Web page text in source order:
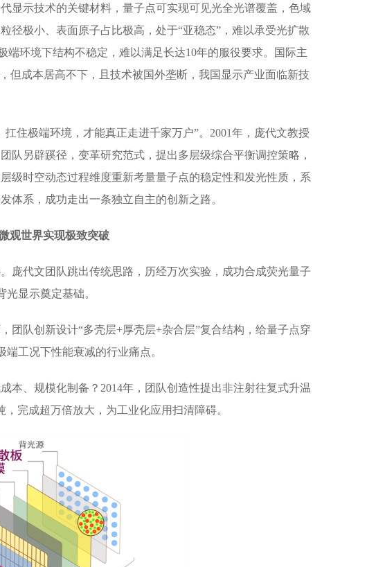
显示技术的关键材料，量子点可实现可见光全光谱覆盖，色域
径极小、表面原子占比极高，处于“亚稳态”，难以承受光扩散
环境下结构不稳定，难以满足长达10年的服役要求。国际主
但成本居高不下，且技术被国外垄断，我国显示产业面临新技
住极端环境，才能真正走进千家万户”。2001年，庞代文教授
队另辟蹊径，变革研究范式，提出多层级综合平衡调控策略，
级时空动态过程维度重新考量量子点的稳定性和发光性质，系
体系，成功走出一条独立自主的创新之路。
观世界实现极致突破
庞代文团队跳出传统思路，历经万次实验，成功合成荧光量子
显示奠定基础。
团队创新设计“多壳层+厚壳层+杂合层”复合结构，给量子点穿
工况下性能衰减的行业痛点。
本、规模化制备？2014年，团队创造性提出非注射往复式升温
完成超万倍放大，为工业化应用扫清障碍。